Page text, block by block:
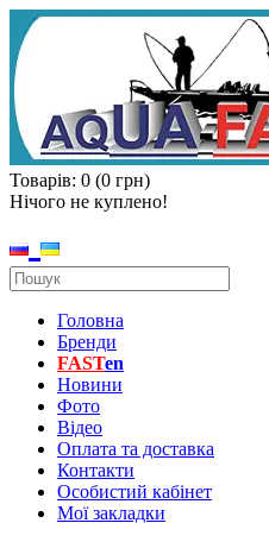
Товарів: 0 (0 грн)
Нічого не куплено!
Головна
Бренди
FASTen
Новини
Фото
Відео
Оплата та доставка
Контакти
Особистий кабінет
Мої закладки